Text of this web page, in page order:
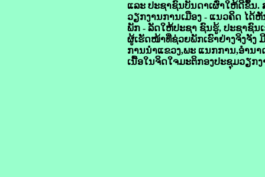
ແລະ ປະຊາຊົນບັນດາເຜົ່າໃຫ້ດີຂຶ້ນ.
ວຽກງານການເມືອງ - ແນວຄິດ ໄດ້
ພັກ - ລັດໃຫ້ປະຊາ ຊົນຮູ້, ປະຊາຊົນ
ຜູ້ເຮັດໜ້າທີ່ຊ່ວຍພັກເຮົາຢ່າງຈິງຈັງ
ການນໍາແຂວງ,ພະ ແນກການ,ອໍານ
ເນື້ອໃນຈິດໃຈມະຕິກອງປະຊຸມວຽກ